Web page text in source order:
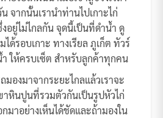
จากนั้นเรานำท่านไปเกาะไก่
อยู่ไม่ไกลกัน จุดนี้เป็นที่ดำน้ำ ดู
ด้รอบเกาะ ทางเรียล ภูเก็ต ทัวร์
ให้ครบเซ็ต สำหรับลูกค้าทุกคน
องมาจากระยะไกลแล้วเราจะ
หินปูนที่รวมตัวกันเป็นรูปหัวไก่
มาอย่างเห็นได้ชัดและถ้ามองใน